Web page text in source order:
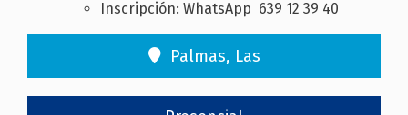
Inscripción: WhatsApp 639 12 39 40
Palmas, Las